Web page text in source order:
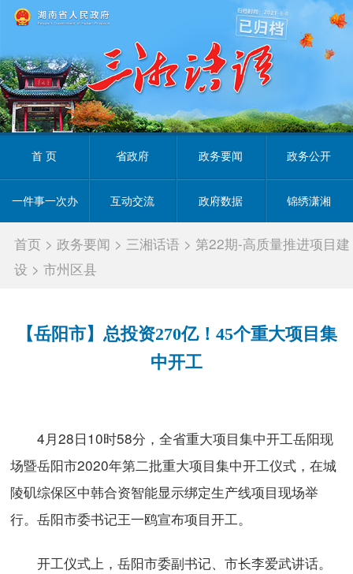
首 页 省政府 政务要闻 政务公开
一件事一次办 互动交流 政府数据 锦绣潇湘
首页 >政务要闻 > 三湘话语 > 第22期-高质量推进项目建
设 >市州区县
【岳阳市】总投资270亿！45个重大项目集
中开工
4月28日10时58分，全省重大项目集中开工岳阳现
场暨岳阳市2020年第二批重大项目集中开工仪式，在城
陵矶综保区中韩合资智能显示绑定生产线项目现场举
行。岳阳市委书记王一鸥宣布项目开工。
开工仪式上，岳阳市委副书记、市长李爱武讲话。